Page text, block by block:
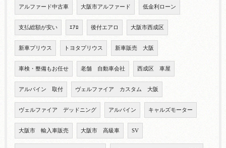
アルファード中古車 大阪市アルファード 低金利ローン
支払総額が安い ｴｱﾛ 後付エアロ 大阪市西成区
新車プリウス トヨタプリウス 新車販売 大阪
車検・整備もお任せ 老舗 自動車会社 西成区 車屋
アルパイン 取付 ヴェルファイア カスタム 大阪
ヴェルファイア デッドニング アルパイン キャルズモーター
大阪市 輸入車販売 大阪市 高級車 SV